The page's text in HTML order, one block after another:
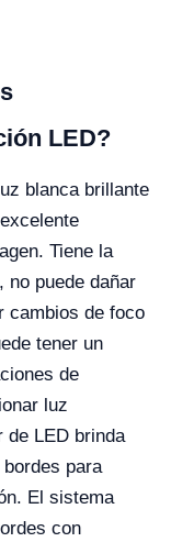
LED?
blanca brillante
Tiene la
puede dañar
cambios de foco
tener un
de
luz
de LED brinda
para
El sistema
con